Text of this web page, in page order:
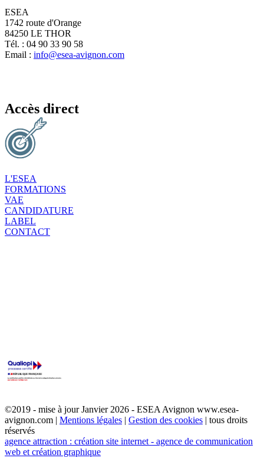
ESEA
1742 route d'Orange
84250 LE THOR
Tél. : 04 90 33 90 58
Email : info@esea-avignon.com
Accès direct
L'ESEA
FORMATIONS
VAE
CANDIDATURE
LABEL
CONTACT
©2019 - mise à jour Janvier 2026 - ESEA Avignon www.esea-
avignon.com | Mentions légales | Gestion des cookies | tous droits
réservés
agence attraction : création site internet - agence de communication
web et création graphique